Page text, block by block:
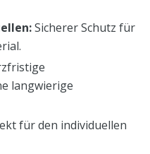
Sicherer Schutz für
langwierige
für den individuellen